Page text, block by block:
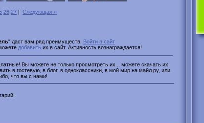
26 27 | Следующая »
" даст вам ряд преимуществ. Войти в сайт
добавить их в сайт. Активность вознаграждается!
Вы можете не только просмотреть их... можете скачать их
в гостевую, в блог, в одноклассники, в мой мир на майл.ру, или
что вы с нами!